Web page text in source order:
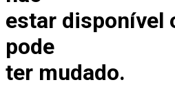
estar disponível
pode
ter mudado.